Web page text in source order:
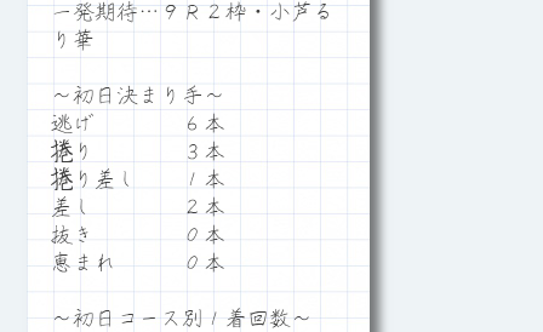
一発期待…９Ｒ２枠・小芦る
り華
～初日決まり手～
逃げ ６本
捲り ３本
捲り差し １本
差し ２本
抜き ０本
恵まれ ０本
～初日コース別１着回数～